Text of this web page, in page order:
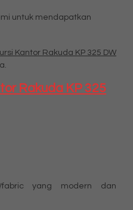
untuk mendapatkan
Kantor Rakuda KP 325 DW
Rakuda KP 325
fabric yang modern dan